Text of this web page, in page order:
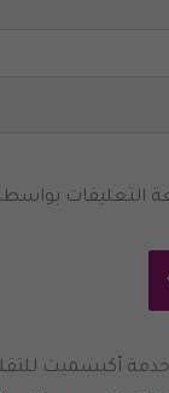
التعليقات بواسطة
أكيسميت